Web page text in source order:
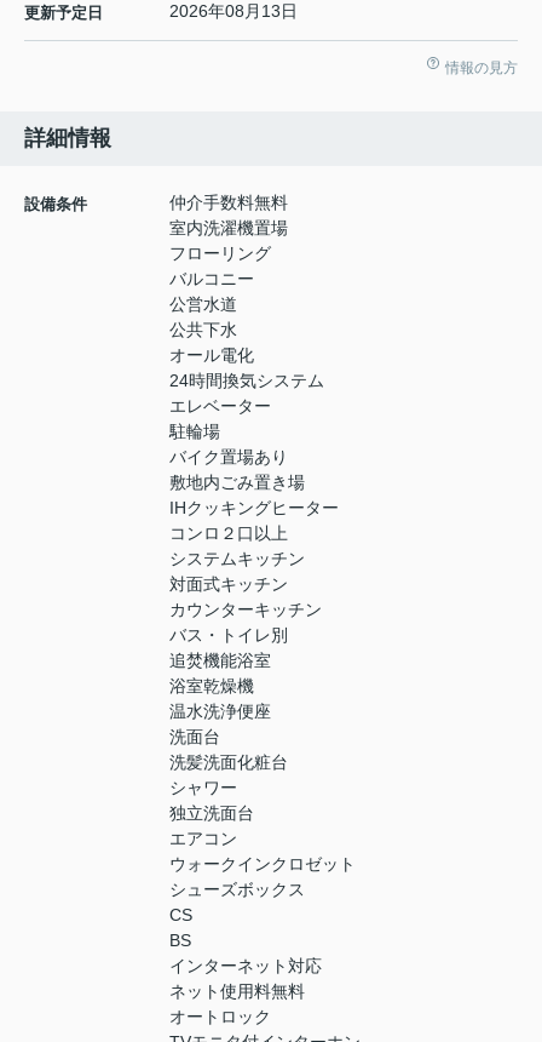
更新予定日 2026年08月13日
情報の見方
詳細情報
設備条件
仲介手数料無料
室内洗濯機置場
フローリング
バルコニー
公営水道
公共下水
オール電化
24時間換気システム
エレベーター
駐輪場
バイク置場あり
敷地内ごみ置き場
IHクッキングヒーター
コンロ２口以上
システムキッチン
対面式キッチン
カウンターキッチン
バス・トイレ別
追焚機能浴室
浴室乾燥機
温水洗浄便座
洗面台
洗髪洗面化粧台
シャワー
独立洗面台
エアコン
ウォークインクロゼット
シューズボックス
CS
BS
インターネット対応
ネット使用料無料
オートロック